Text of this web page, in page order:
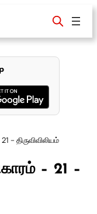
– திருவிவிலியம்
– 21 –